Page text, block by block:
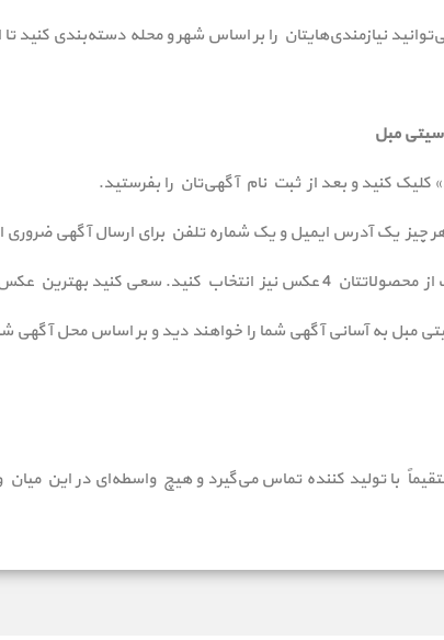
نیازمندی‌هایتان را بر اساس شهر و محله دسته‌بندی کنید تا
سیتی مبل
کلیک کنید و بعد از ثبت نام آگهی‌تان را بفرستید.
چیز یک آدرس ایمیل و یک شماره تلفن برای ارسال آگهی
عکس های ممکن را به نمایش بگذارید.
مبل به آسانی آگهی‌ شما را خواهند دید و بر اساس محل آگهی
با تولید کننده تماس می‌گیرد و هیچ واسطه‌ای در این